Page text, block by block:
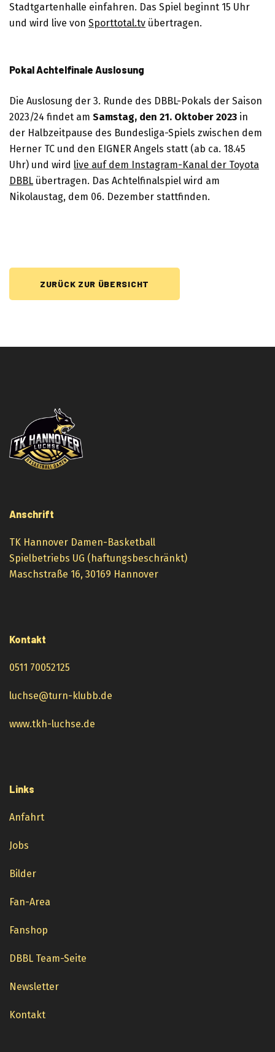
Stadtgartenhalle einfahren. Das Spiel beginnt 15 Uhr
und wird live von Sporttotal.tv übertragen.
Pokal Achtelfinale Auslosung
Die Auslosung der 3. Runde des DBBL-Pokals der Saison
2023/24 findet am Samstag, den 21. Oktober 2023 in
der Halbzeitpause des Bundesliga-Spiels zwischen dem
Herner TC und den EIGNER Angels statt (ab ca. 18.45
Uhr) und wird live auf dem Instagram-Kanal der Toyota
DBBL übertragen. Das Achtelfinalspiel wird am
Nikolaustag, dem 06. Dezember stattfinden.
ZURÜCK ZUR ÜBERSICHT
Anschrift
TK Hannover Damen-Basketball
Spielbetriebs UG (haftungsbeschränkt)
Maschstraße 16, 30169 Hannover
Kontakt
0511 70052125
luchse@turn-klubb.de
www.tkh-luchse.de
Links
Anfahrt
Jobs
Bilder
Fan-Area
Fanshop
DBBL Team-Seite
Newsletter
Kontakt